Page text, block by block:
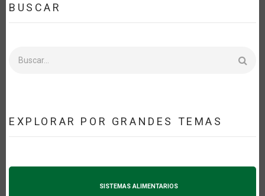
BUSCAR
EXPLORAR POR GRANDES TEMAS
SISTEMAS ALIMENTARIOS